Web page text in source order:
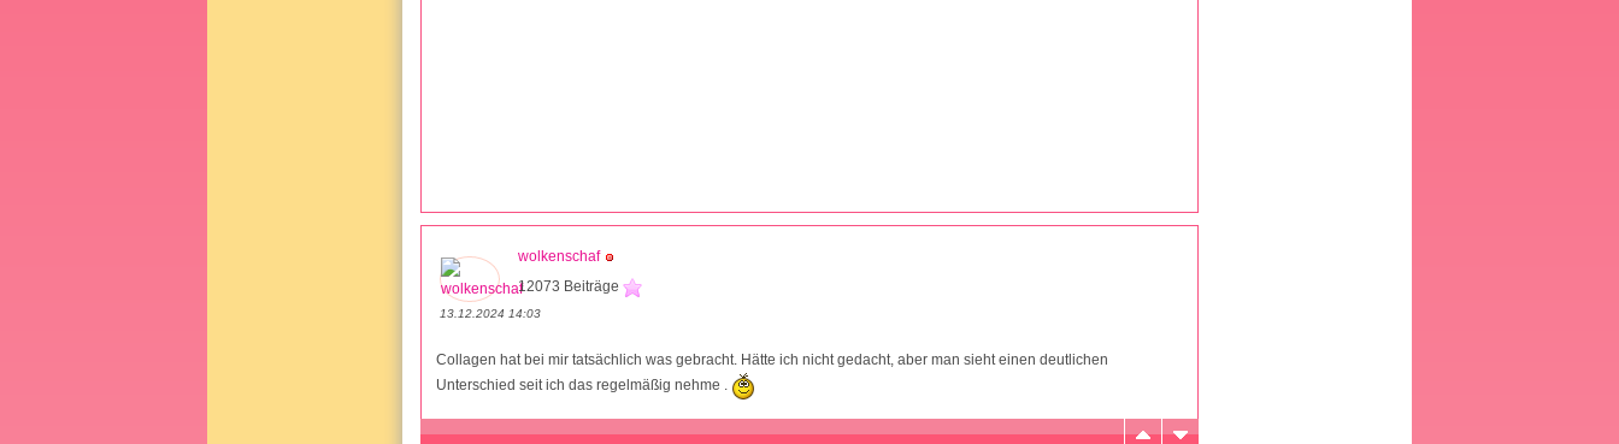
wolkenschaf
12073 Beiträge
13.12.2024 14:03
Collagen hat bei mir tatsächlich was gebracht. Hätte ich nicht gedacht, aber man sieht einen deutlichen
Unterschied seit ich das regelmäßig nehme .